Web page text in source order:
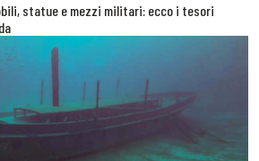
statue e mezzi militari: ecco i tesori